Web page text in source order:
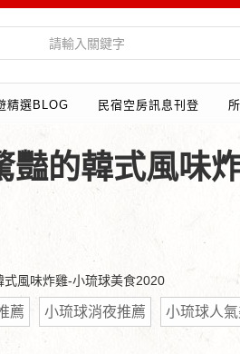
精選BLOG 民宿空房訊息刊登
豔的韓式風味
風味炸雞-小琉球美食2020
薦 小琉球消夜推薦
小琉球人